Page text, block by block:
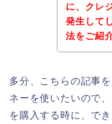
に、クレ
発生して
法をご紹
多分、こちらの記事
ネーを使いたいので
を購入する時に、で